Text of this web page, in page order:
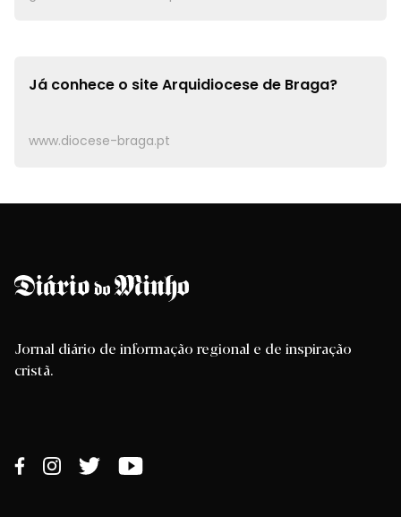
Já conhece o siteArquidiocese de Braga?
www.diocese-braga.pt
Jornal diário de informação regional e de inspiração
cristã.